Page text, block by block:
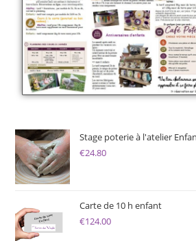
Stage poterie à l'atelier
€24.80
Carte de 10 h enfant
€124.00